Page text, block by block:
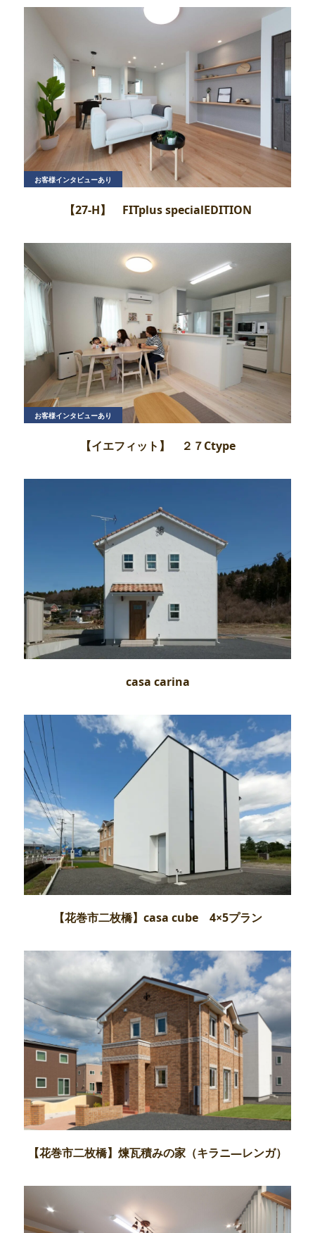
お客様インタビューあり
【27‐H】 FITplus specialEDITION
お客様インタビューあり
【イエフィット】 ２７Ctype
casa carina
【花巻市二枚橋】casa cube 4×5プラン
【花巻市二枚橋】煉瓦積みの家（キラニ―レンガ）